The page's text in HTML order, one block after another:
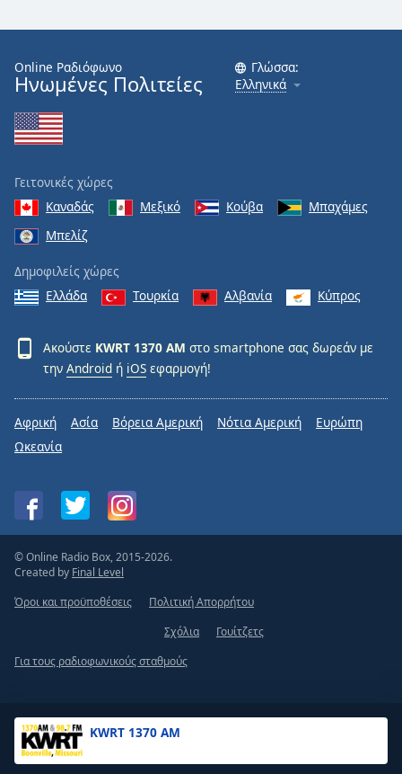
KWRT 1370 AM
Online Ραδιόφωνο
Ηνωμένες Πολιτείες
Γλώσσα:
Ελληνικά
Γειτονικές χώρες
Καναδάς
Μεξικό Κούβα
Μπαχάμες
Μπελίζ
Δημοφιλείς χώρες
Ελλάδα
Τουρκία Αλβανία Κύπρος
Ακούστε KWRT 1370 AM στο smartphone σας δωρεάν με
την Android ή iOS εφαρμογή!
Αφρική Ασία Βόρεια Αμερική Νότια Αμερική
Ευρώπη
Ωκεανία
© Online Radio Box, 2015-2026.
Created by Final Level
Όροι και προϋποθέσεις
Πολιτική Απορρήτου
Σχόλια
Γουίτζετς
Για τους ραδιοφωνικούς σταθμούς